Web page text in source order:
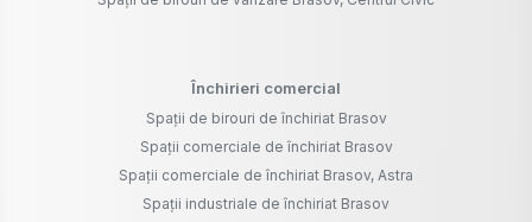
Închirieri comercial
Spații de birouri de închiriat Brasov
Spații comerciale de închiriat Brasov
Spații comerciale de închiriat Brasov, Astra
Spații industriale de închiriat Brasov